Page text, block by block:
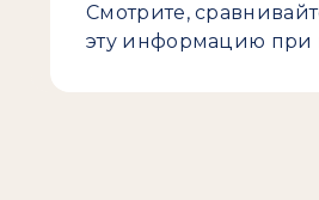
Смотрите,
эту информацию при